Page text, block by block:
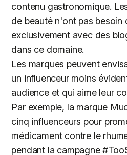
contenu gastronomique.
de beauté n'ont pas besoin
exclusivement avec des
dans ce domaine.
Les marques peuvent
un influenceur moins
audience et qui aime leur
Par exemple, la marque
cinq influenceurs pour
médicament contre le
pendant la campagne